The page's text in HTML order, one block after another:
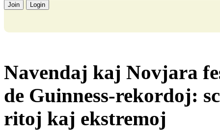
Join Login
Navendaj kaj Novjara
de Guinness-rekordoj:
ritoj kaj ekstremoj